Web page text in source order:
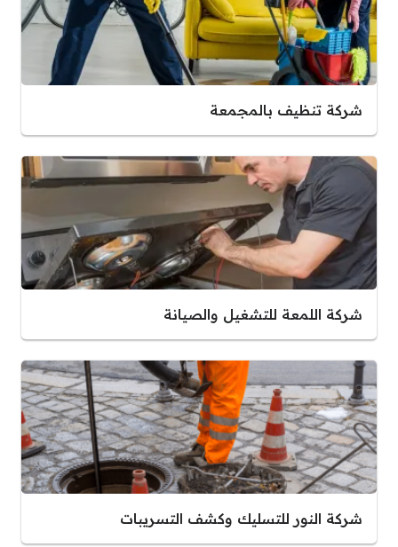
شركة تنظيف بالمجمعة
شركة اللمعة للتشغيل والصيانة
شركة النور للتسليك وكشف التسريبات